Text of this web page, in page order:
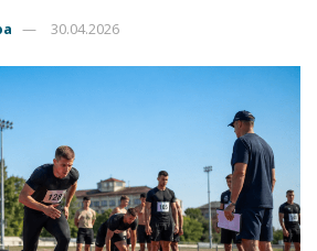
30.04.2026